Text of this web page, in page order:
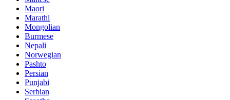
Maori
Marathi
Mongolian
Burmese
Nepali
Norwegian
Pashto
Persian
Punjabi
Serbian